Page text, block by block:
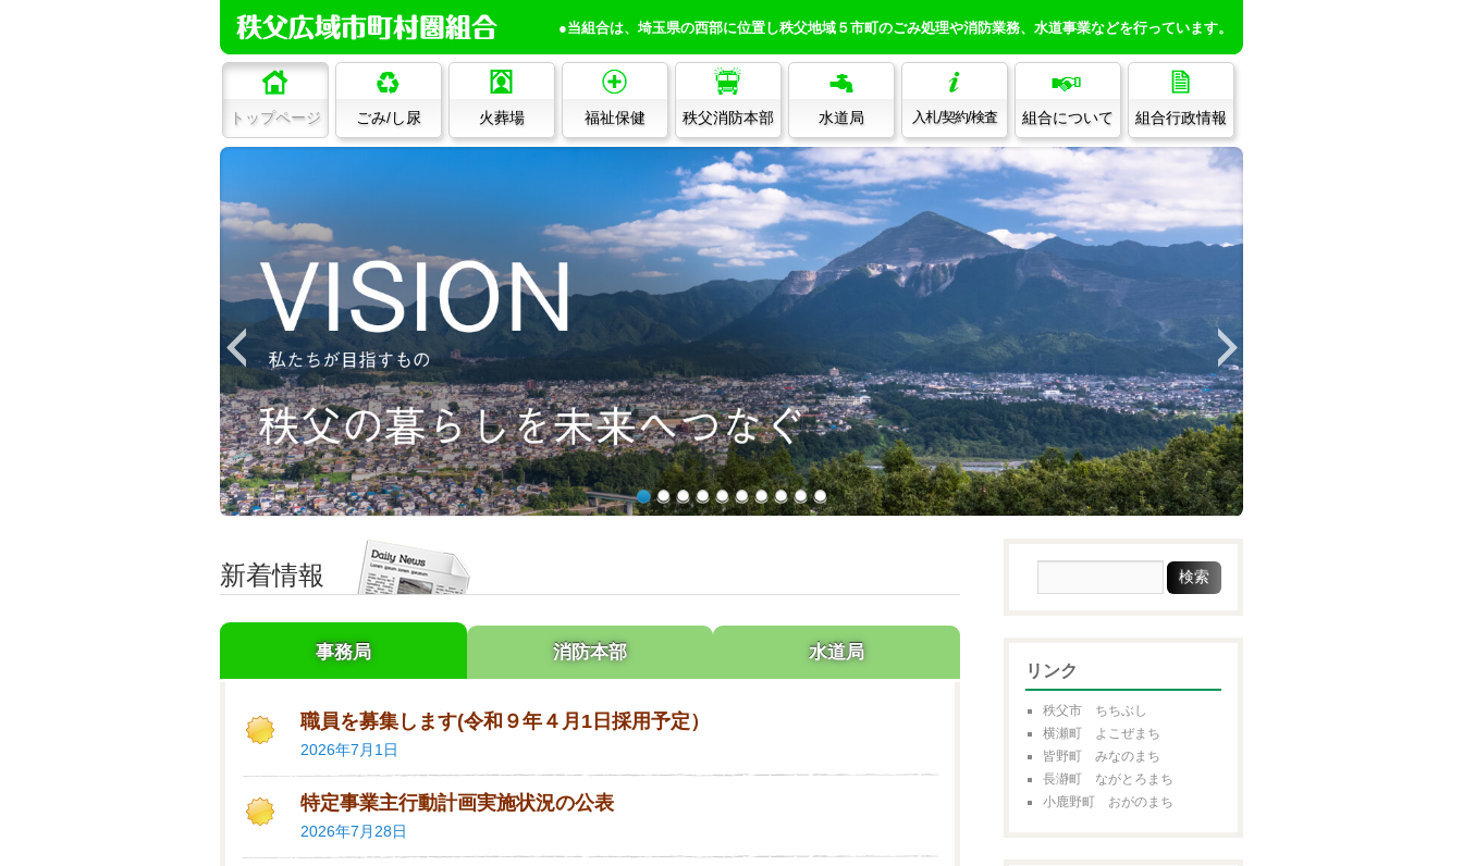
●当組合は、埼玉県の西部に位置し秩父地域５市町のごみ処理や消防業務、水道事業などを行っています。
トップページ ごみ/し尿 火葬場 福祉保健 秩父消防本部 水道局 入札/契約/検査 組合について 組合行政情報
新着情報
事務局 消防本部 水道局
職員を募集します(令和９年４月1日採用予定）
2026年7月1日
特定事業主行動計画実施状況の公表
2026年7月28日
リンク
秩父市 ちちぶし
横瀬町 よこぜまち
皆野町 みなのまち
長瀞町 ながとろまち
小鹿野町 おがのまち